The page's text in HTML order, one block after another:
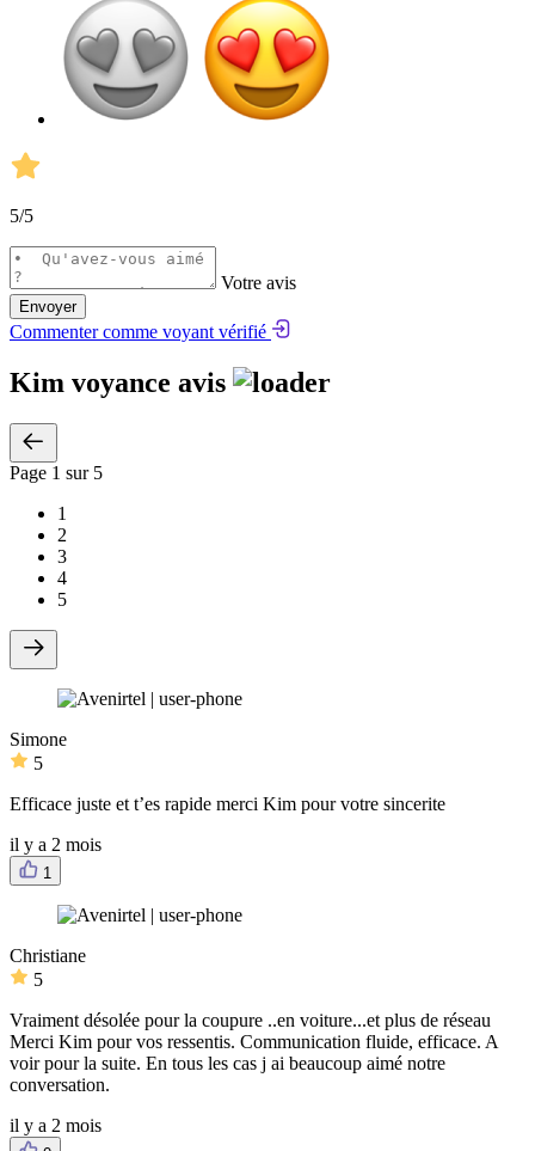
5/5
Votre avis
Envoyer
Commenter comme voyant vérifié
Kim voyance avis
Page 1 sur 5
1
2
3
4
5
Simone
5
Efficace juste et t’es rapide merci Kim pour votre sincerite
il y a 2 mois
1
Christiane
5
Vraiment désolée pour la coupure ..en voiture...et plus de réseau
Merci Kim pour vos ressentis. Communication fluide, efficace. A
voir pour la suite. En tous les cas j ai beaucoup aimé notre
conversation.
il y a 2 mois